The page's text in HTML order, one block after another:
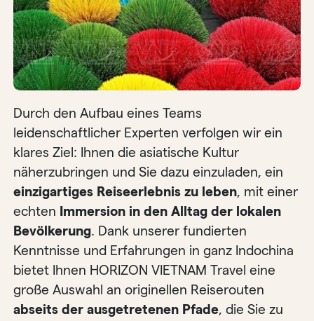
Durch den Aufbau eines Teams
leidenschaftlicher Experten verfolgen wir ein
klares Ziel: Ihnen die asiatische Kultur
näherzubringen und Sie dazu einzuladen, ein
einzigartiges Reiseerlebnis zu leben, mit einer
echten Immersion in den Alltag der lokalen
Bevölkerung. Dank unserer fundierten
Kenntnisse und Erfahrungen in ganz Indochina
bietet Ihnen HORIZON VIETNAM Travel eine
große Auswahl an originellen Reiserouten
abseits der ausgetretenen Pfade, die Sie zu